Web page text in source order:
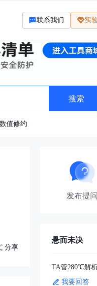
联系我们 实
数值修约
分享
发布提问
悬而未决
TA管280℃解
我要回答